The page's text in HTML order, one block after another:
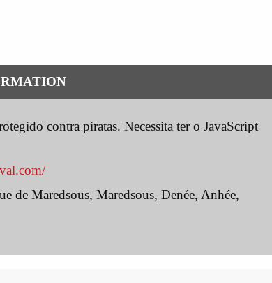
contra piratas. Necessita ter o JavaScript
de Maredsous, Maredsous, Denée, Anhée,